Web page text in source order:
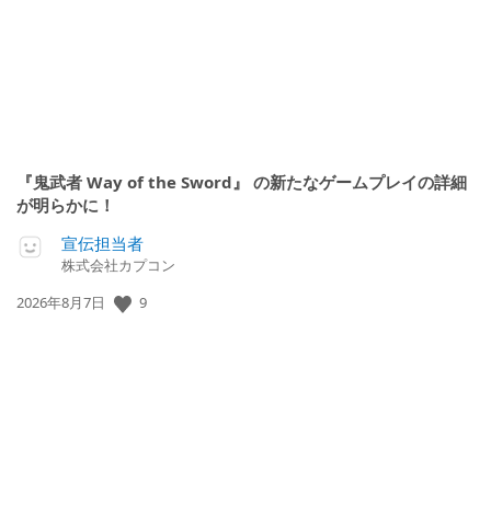
『鬼武者 Way of the Sword』 の新たなゲームプレイの詳細
が明らかに！
宣伝担当者
株式会社カプコン
公
2026年8月7日 9